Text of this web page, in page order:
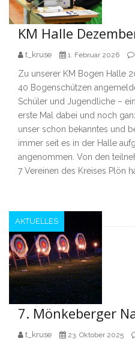
KM Halle
t_kruse 1. Februar 2026
Zu unserer KM Bogen Halle
40 Bogenschützen
Schüler und Jugendliche –
erste Mal dabei und noch
unser schon bekanntes und
immer seit es in der Halle
angenommen. Von den
7 Vereinen des Kreises Plön
AKTUELLES
7. Mönkeberger
t_kruse 23. Oktober 2025